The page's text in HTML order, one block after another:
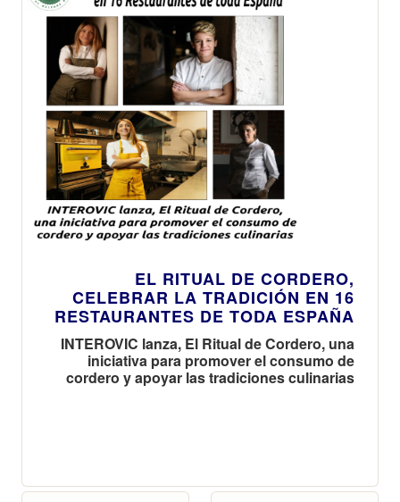
EL RITUAL DE CORDERO,
CELEBRAR LA TRADICIÓN EN 16
RESTAURANTES DE TODA ESPAÑA
INTEROVIC lanza, El Ritual de Cordero, una
iniciativa para promover el consumo de
cordero y apoyar las tradiciones culinarias